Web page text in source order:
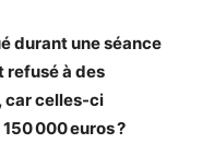
durant une séance
refusé à des
car celles-ci
000 euros ?